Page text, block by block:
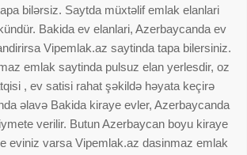
bilərsiz. Saytda müxtəlif emlak elanlari
Bakida ev elanlari, Azerbaycanda ev
Vipemlak.az saytinda tapa bilersiniz.
emlak saytinda pulsuz elan yerlesdir, oz
, ev satisi rahat şəkildə həyata keçirə
əlavə Bakida kiraye evler, Azerbaycanda
verilir. Butun Azerbaycan boyu kiraye
eviniz varsa Vipemlak.az dasinmaz emlak